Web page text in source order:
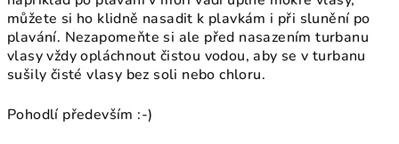
můžete si ho klidně nasadit k plavkám i při slunění po
plavání. Nezapomeňte si ale před nasazením turbanu
vlasy vždy opláchnout čistou vodou, aby se v turbanu
sušily čisté vlasy bez soli nebo chloru.
Pohodlí především :-)